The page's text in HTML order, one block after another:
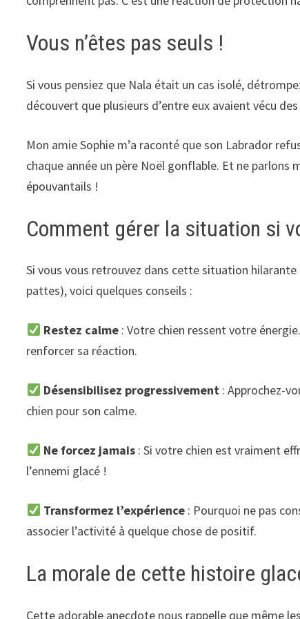
Vous n’êtes pas seuls !
Si vous pensiez que Nala était un cas isolé,
découvert que plusieurs d’entre eux avaient vécu
Mon amie Sophie m’a raconté que son Labrador
chaque année un père Noël gonflable. Et ne parlons
épouvantails !
Comment gérer la situation si
Si vous vous retrouvez dans cette situation
pattes), voici quelques conseils :
Restez calme: Votre chien ressent votre
renforcer sa réaction.
Désensibilisez progressivement: Approchez-
chien pour son calme.
Ne forcez jamais: Si votre chien est vraiment
l’ennemi glacé !
Transformez l’expérience: Pourquoi ne pas
associer l’activité à quelque chose de positif.
La morale de cette histoire
Cette adorable anecdote nous rappelle que même